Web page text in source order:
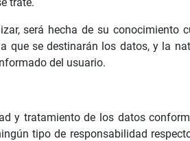
será hecha de su conocimiento
se destinarán los datos, y la
del usuario.
y tratamiento de los datos
tipo de responsabilidad